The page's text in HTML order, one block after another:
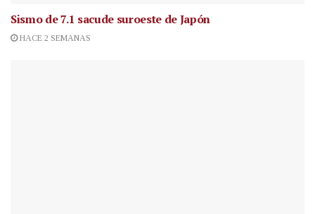
Sismo de 7.1 sacude suroeste de Japón
HACE 2 SEMANAS